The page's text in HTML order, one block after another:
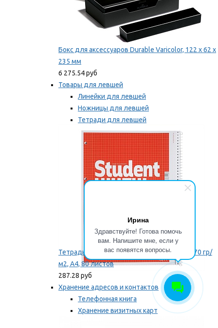
Ирина
Здравствуйте! Готова помочь
вам. Напишите мне, если у
вас появятся вопросы.
Бокс для аксессуаров Durable Varicolor, 122 x 62 x
235 мм
6 275.54 руб
Товары для левшей
Линейки для левшей
Ножницы для левшей
Тетради для левшей
Точилки для левшей
Мы рекомендуем
Тетрадь для левши Brunnen, на пружине, 70 гр/
м2, А4, 80 листов
287.28 руб
Хранение адресов и контактов
Телефонная книга
Хранение визитных карт